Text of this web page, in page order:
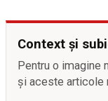
Context și
Pentru o imagine
și aceste articole